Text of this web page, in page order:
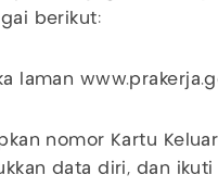
berikut:
laman
nomor Kartu
data diri, dan